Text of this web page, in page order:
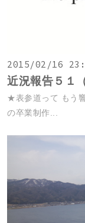
2015/02/16
近況報告５１
★表参道って もう
の卒業制作...